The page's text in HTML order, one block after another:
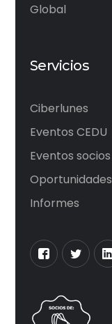
Global
Servicios
Ciberlunes
Eventos CEDU
Eventos socios
Oportunidades
Informes